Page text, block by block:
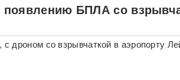
БПЛА со
дроном со взрывчаткой в аэропорту